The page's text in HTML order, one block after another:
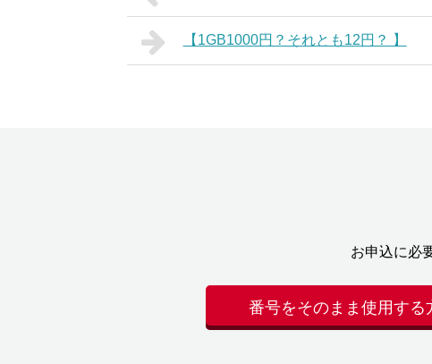
【1GB1000円？それとも12円？ 】
お申込に必
番号をそのまま使用する